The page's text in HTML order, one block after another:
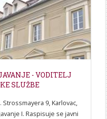
- VODITELJ
SLUŽBE
Strossmayera 9, Karlovac,
I. Raspisuje se javni